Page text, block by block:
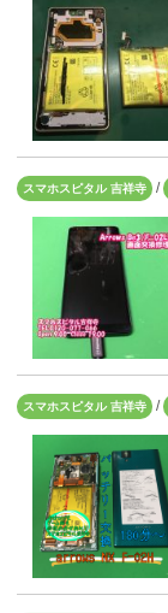
スマホスピタル 吉祥寺 /
スマホスピタル 吉祥寺 /